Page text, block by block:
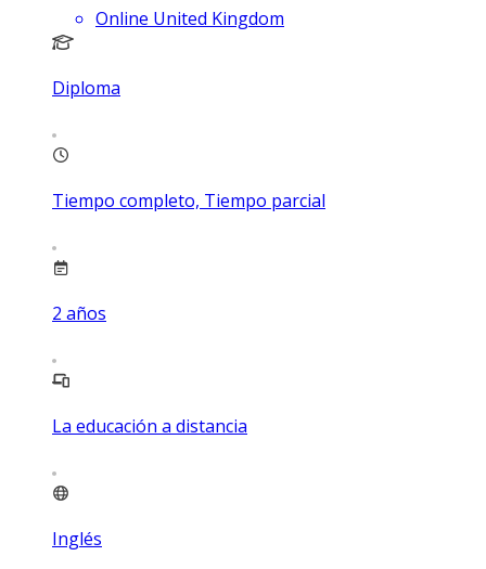
Online United Kingdom
Diploma
Tiempo completo, Tiempo parcial
2 años
La educación a distancia
Inglés